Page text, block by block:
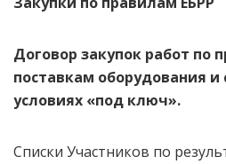
Договор закупок работ по
поставкам оборудования и
условиях «под ключ».
Списки Участников по